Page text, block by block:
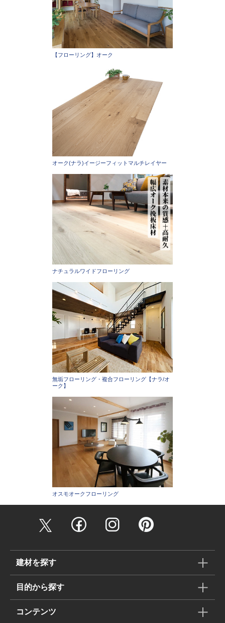
【フローリング】オーク
オーク(ナラ)イージーフィットマルチレイヤー
ナチュラルワイドフローリング
無垢フローリング・複合フローリング【ナラ/オ
ーク】
オスモオークフローリング
建材を探す
目的から探す
コンテンツ